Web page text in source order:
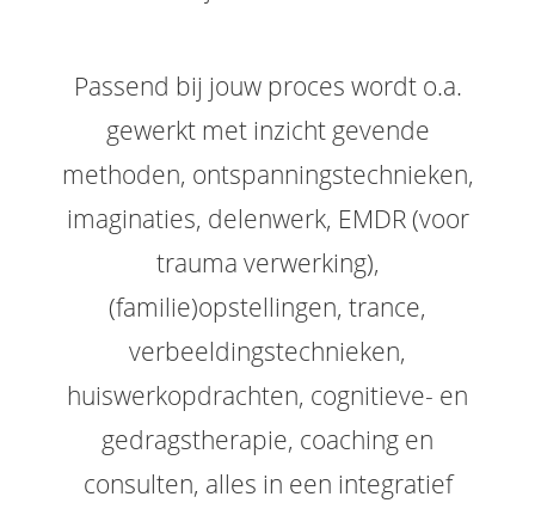
Passend bij jouw proces wordt o.a.
gewerkt met inzicht gevende
methoden, ontspanningstechnieken,
imaginaties, delenwerk, EMDR (voor
trauma verwerking),
(familie)opstellingen, trance,
verbeeldingstechnieken,
huiswerkopdrachten, cognitieve- en
gedragstherapie, coaching en
consulten, alles in een integratief